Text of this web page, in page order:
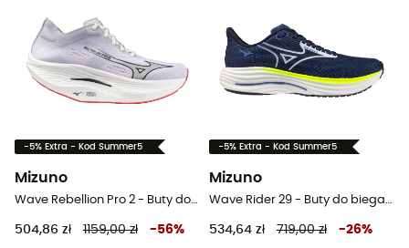
-5% Extra - Kod Summer5
Mizuno
Wave Rebellion Pro 2 - Buty do biegania damskie
504,86 zł 1159,00 zł -56%
-5% Extra - Kod Summer5
Mizuno
Wave Rider 29 - Buty do biegania meskie
534,64 zł 719,00 zł -26%